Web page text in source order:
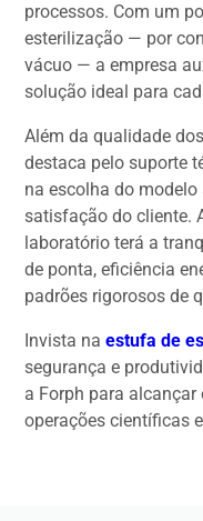
processos. Com um
esterilização — por
vácuo — a empresa
solução ideal para
Além da qualidade
destaca pelo suporte
na escolha do
satisfação do cliente.
laboratório terá a
de ponta, eficiência
padrões rigorosos de
Invista naestufa de
segurança e
a Forph para
operações científicas